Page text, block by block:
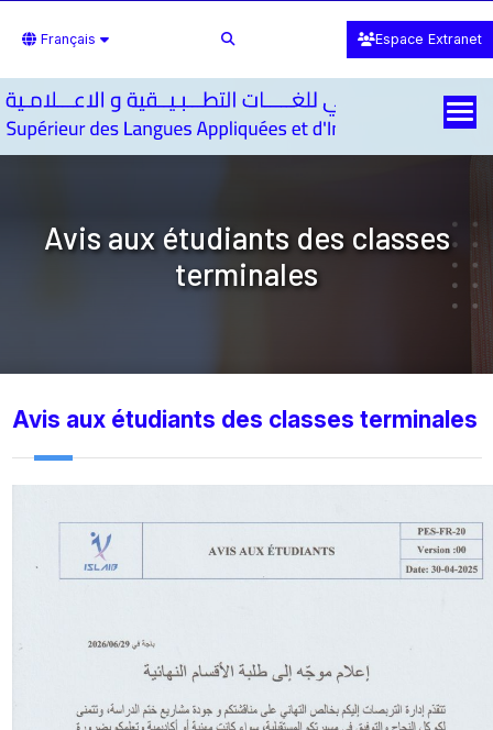
Français Espace Extranet
Avis aux étudiants des classes
terminales
Avis aux étudiants des classes terminales